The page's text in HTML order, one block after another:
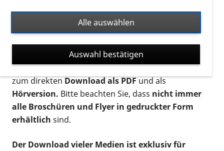
Ort. Nutzen Sie den Formatfilter, um ausschließlich
nach Flyern und Broschüren, Audios oder Videos zu
suchen. Die meisten Flyer und Broschüren werden in
verschiedenen Formaten angeboten: zur
postalischen Bestellung als gedruckte Variante
zum direktenDownload als PDFund als
Hörversion. Bitte beachten Sie, dass nicht immer
alle Broschüren und Flyer in gedruckter Form
erhältlich sind.
Der Download vieler Medien ist exklusiv für
Alle auswählen
Auswahl bestätigen